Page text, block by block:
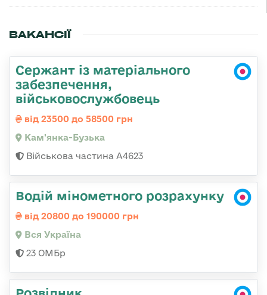
ВАКАНСІЇ
Сержант із матеріального
забезпечення,
військовослужбовець
від 23500 до 58500 грн
Кам'янка-Бузька
Військова частина А4623
Водій мінометного розрахунку
від 20800 до 190000 грн
Вся Україна
23 ОМБр